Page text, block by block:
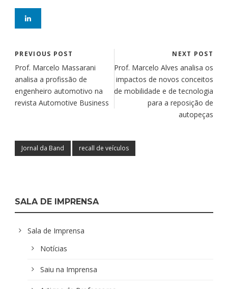
PREVIOUS POST
Prof. Marcelo Massarani
analisa a profissão de
engenheiro automotivo na
revista Automotive Business
NEXT POST
Prof. Marcelo Alves analisa os
impactos de novos conceitos
de mobilidade e de tecnologia
para a reposição de
autopeças
Jornal da Band recall de veículos
SALA DE IMPRENSA
Sala de Imprensa
Notícias
Saiu na Imprensa